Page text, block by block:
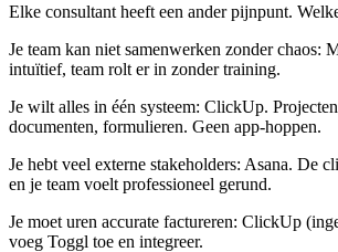
Elke consultant heeft een ander pijnpunt.
Je team kan niet samenwerken zonder chaos:
intuïtief, team rolt er in zonder training.
Je wilt alles in één systeem: ClickUp.
documenten, formulieren. Geen app-hoppen.
Je hebt veel externe stakeholders: Asana. De
en je team voelt professioneel gerund.
Je moet uren accurate factureren: ClickUp
voeg Toggl toe en integreer.